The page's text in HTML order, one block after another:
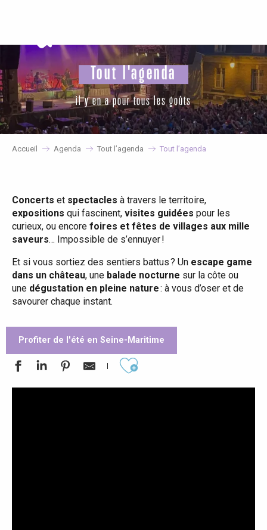
principal
Tout l'agenda
il y en a pour tous les goûts
Accueil Agenda Tout l’agenda Tout l’agenda
Concerts et spectacles à travers le territoire,
expositions qui fascinent, visites guidées pour les
curieux, ou encore foires et fêtes de villages aux mille
saveurs… Impossible de s’ennuyer !
Et si vous sortiez des sentiers battus ? Un escape game
dans un château, une balade nocturne sur la côte ou
une dégustation en pleine nature: à vous d’oser et de
savourer chaque instant.
Profiter de l'été en Seine-Maritime
Ajouter aux favoris